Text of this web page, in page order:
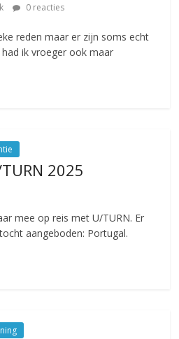
0 reacties
reden maar er zijn soms echt
ik vroeger ook maar
2025
mee op reis met U/TURN. Er
aangeboden: Portugal.